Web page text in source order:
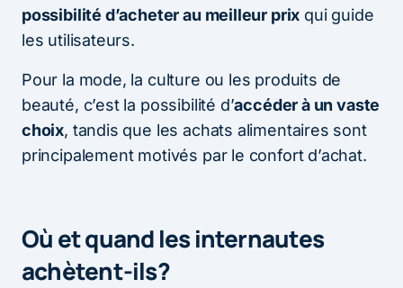
possibilité d’acheter au meilleur prix qui guide
les utilisateurs.
Pour la mode, la culture ou les produits de
beauté, c’est la possibilité d’accéder à un vaste
choix, tandis que les achats alimentaires sont
principalement motivés par le confort d’achat.
Où et quand les internautes
achètent-ils?